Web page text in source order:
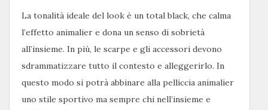
La tonalità ideale del look è un total black, che calma
l’effetto animalier e dona un senso di sobrietà
all’insieme. In più, le scarpe e gli accessori devono
sdrammatizzare tutto il contesto e alleggerirlo. In
questo modo si potrà abbinare alla pelliccia animalier
uno stile sportivo ma sempre chi nell’insieme e